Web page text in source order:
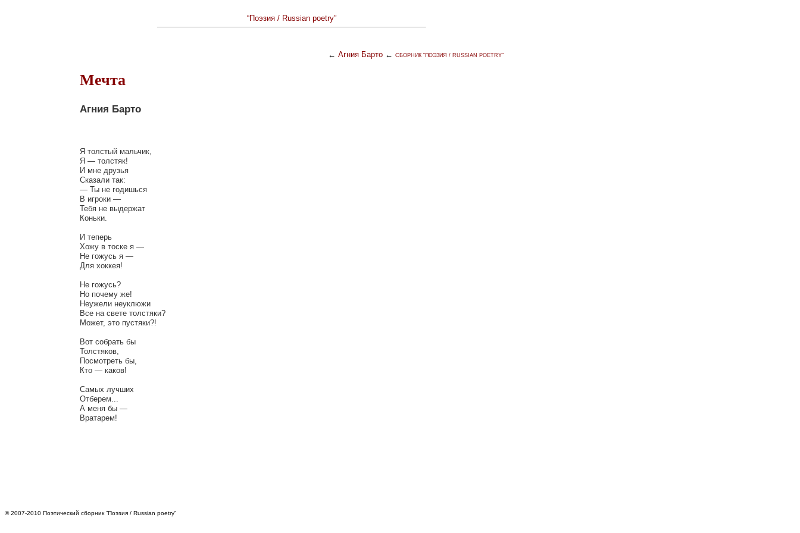
“Поэзия / Russian poetry”
← Агния Барто ← СБОРНИК “ПОЭЗИЯ / RUSSIAN POETRY”
Мечта
Агния Барто
Я толстый мальчик,
Я — толстяк!
И мне друзья
Сказали так:
— Ты не годишься
В игроки —
Тебя не выдержат
Коньки.
И теперь
Хожу в тоске я —
Не гожусь я —
Для хоккея!
Не гожусь?
Но почему же!
Неужели неуклюжи
Все на свете толстяки?
Может, это пустяки?!
Вот собрать бы
Толстяков,
Посмотреть бы,
Кто — каков!
Самых лучших
Отберем...
А меня бы —
© 2007-2010 Поэтический сборник “Поэзия / Russian poetry”